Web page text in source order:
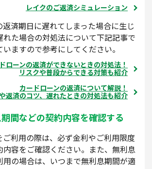
レイクのご返済シミュレーション
返済期日に遅れてしまった場合に生じ
れた場合の対処法について下記記事で
ますので参考にしてください。
ローンの返済ができないときの対処法！
リスクや普段からできる対策も紹介
カードローンの返済について解説！
返済のコツ、遅れたときの対処法も紹介
間などの契約内容を確認する
ご利用の際は、必ず金利やご利用限度
内容をご確認ください。また、無利息
用の場合は、いつまで無利息期間が適